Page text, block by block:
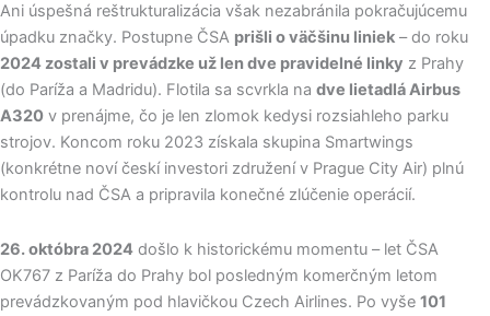
Ani úspešná reštrukturalizácia však nezabránila pokračujúcemu
úpadku značky. Postupne ČSA prišli o väčšinu liniek – do roku
2024 zostali v prevádzke už len dve pravidelné linky z Prahy
(do Paríža a Madridu). Flotila sa scvrkla na dve lietadlá Airbus
A320 v prenájme, čo je len zlomok kedysi rozsiahleho parku
strojov. Koncom roku 2023 získala skupina Smartwings
(konkrétne noví českí investori združení v Prague City Air) plnú
kontrolu nad ČSA a pripravila konečné zlúčenie operácií.
26. októbra 2024 došlo k historickému momentu – let ČSA
OK767 z Paríža do Prahy bol posledným komerčným letom
prevádzkovaným pod hlavičkou Czech Airlines. Po vyše 101